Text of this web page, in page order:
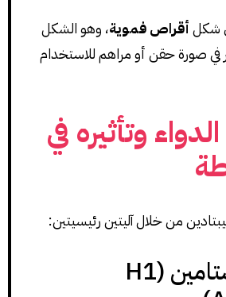
شكلأقراص فموية، وهو الشكل
في صورة حقن أو مراهم للاستخدام
وتأثيره في
من خلال آليتين رئيسيتين:
مضاد للهيستامين (H1